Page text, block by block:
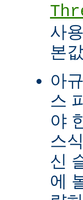
사
본
아
스
야
스
신
에